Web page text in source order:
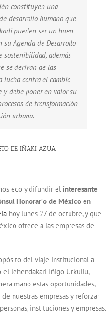
constituyen una
desarrollo humano que
pueden ser un buen
su Agenda de Desarrollo
sostenibilidad, además
se derivan de las
lucha contra el cambio
y debe poner en valor su
de transformación
urbana.
DE IÑAKI AZUA
eco y difundir el interesante
Honorario de México en
hoy lunes 27 de octubre, y que
ofrece a las empresas de
del viaje institucional a
el lehendakari Iñigo Urkullu,
mano estas oportunidades,
nuestras empresas y reforzar
instituciones y empresas.